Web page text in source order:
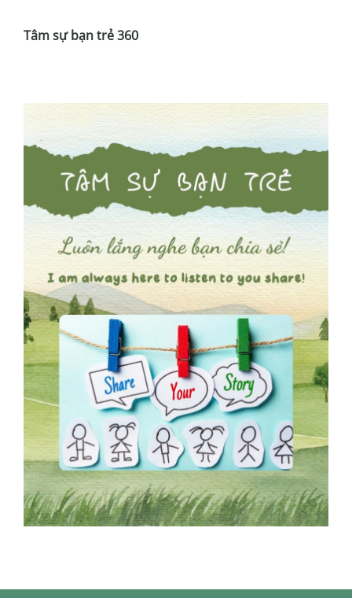
Tâm sự bạn trẻ 360